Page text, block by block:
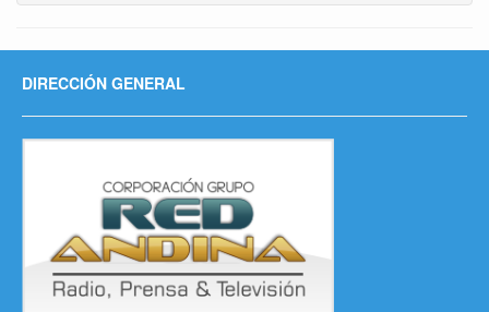
DIRECCIÓN GENERAL